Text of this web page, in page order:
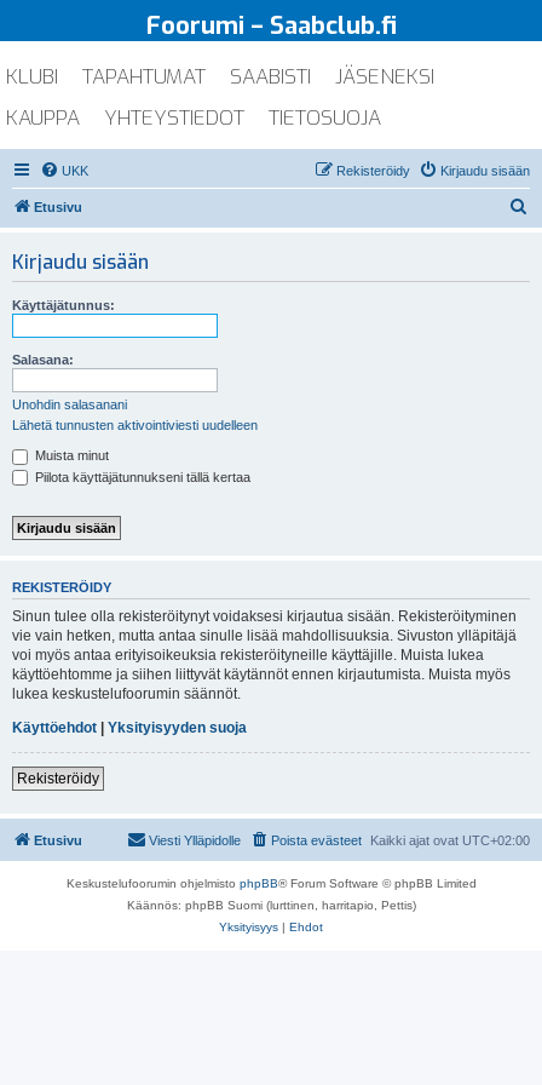
Foorumi – Saabclub.fi
KLUBI TAPAHTUMAT SAABISTI
JÄSENEKSI
KAUPPA
YHTEYSTIEDOT TIETOSUOJA
UKK Kirjaudu sisään
Rekisteröidy
Etusivu
Kirjaudu sisään
Käyttäjätunnus:
Salasana:
Unohdin salasanani
Lähetä tunnusten aktivointiviesti uudelleen
Muista minut
Piilota käyttäjätunnukseni tällä kertaa
REKISTERÖIDY
Sinun tulee olla rekisteröitynyt voidaksesi kirjautua sisään. Rekisteröityminen
vie vain hetken, mutta antaa sinulle lisää mahdollisuuksia. Sivuston ylläpitäjä
voi myös antaa erityisoikeuksia rekisteröityneille käyttäjille. Muista lukea
käyttöehtomme ja siihen liittyvät käytännöt ennen kirjautumista. Muista myös
lukea keskustelufoorumin säännöt.
Käyttöehdot | Yksityisyyden suoja
Rekisteröidy
Etusivu Kaikki ajat ovat UTC+02:00
Poista evästeet
Viesti Ylläpidolle
Keskustelufoorumin ohjelmisto phpBB® Forum Software © phpBB Limited
Käännös: phpBB Suomi (lurttinen, harritapio, Pettis)
Yksityisyys | Ehdot